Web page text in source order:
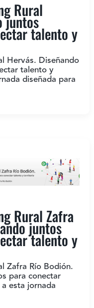
Rural
juntos
talento y
Hervás. Diseñando
talento y
diseñada para
Rural Zafra
juntos
talento y
Zafra Río Bodión.
para conectar
esta jornada